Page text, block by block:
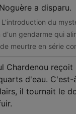
a disparu.
L'introduction du
d'un gendarme qui
meurtre en série
Chardenou reçoit
d'eau. C'est-
il tournait le